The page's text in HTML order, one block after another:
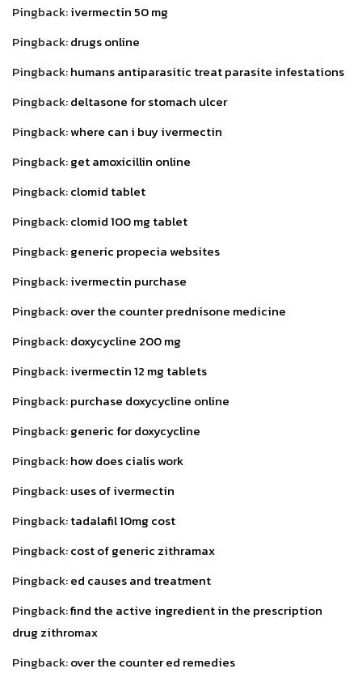
Pingback:ivermectin 50 mg
Pingback:drugs online
Pingback:humans antiparasitic treat parasite infestations
Pingback:deltasone for stomach ulcer
Pingback:where can i buy ivermectin
Pingback:get amoxicillin online
Pingback:clomid tablet
Pingback:clomid 100 mg tablet
Pingback:generic propecia websites
Pingback:ivermectin purchase
Pingback:over the counter prednisone medicine
Pingback:doxycycline 200 mg
Pingback:ivermectin 12 mg tablets
Pingback:purchase doxycycline online
Pingback:generic for doxycycline
Pingback:how does cialis work
Pingback:uses of ivermectin
Pingback:tadalafil 10mg cost
Pingback:cost of generic zithramax
Pingback:ed causes and treatment
Pingback:find the active ingredient in the prescription
drug zithromax
Pingback:over the counter ed remedies